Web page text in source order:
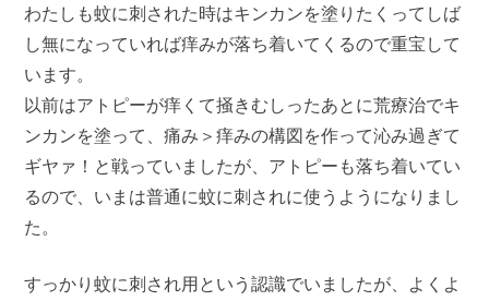
わたしも蚊に刺された時はキンカンを塗りたくってしば
し無になっていれば痒みが落ち着いてくるので重宝して
います。
以前はアトピーが痒くて掻きむしったあとに荒療治でキ
ンカンを塗って、痛み＞痒みの構図を作って沁み過ぎて
ギヤァ！と戦っていましたが、アトピーも落ち着いてい
るので、いまは普通に蚊に刺されに使うようになりまし
た。
すっかり蚊に刺され用という認識でいましたが、よくよ